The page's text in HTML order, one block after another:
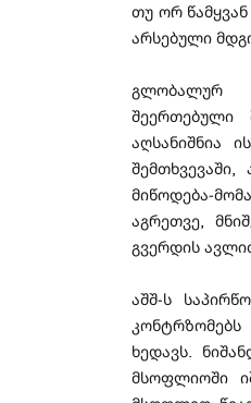
თუ ორ
არსებული
გლობალურ
შეერთებული
აღსანიშნია
მიწოდება-
აგრეთვე,
გვერდის
აშშ-ს
ხედავს.
მსოფლიოში